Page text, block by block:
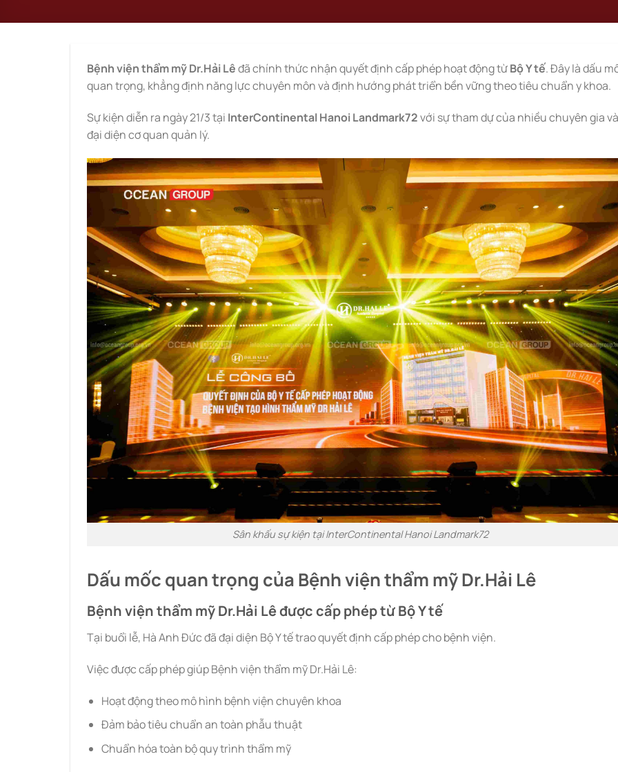
Bệnh viện thẩm mỹ Dr.Hải Lêđã chính thức nhận quyết định cấp phép hoạt động từBộ Y tế. Đây là dấu
quan trọng, khẳng định năng lực chuyên môn và định hướng phát triển bền vững theo tiêu chuẩn y khoa.
Sự kiện diễn ra ngày 21/3 tại InterContinental Hanoi Landmark72với sự tham dự của nhiều chuyên gia và
đại diện cơ quan quản lý.
Sân khấu sự kiện tại InterContinental Hanoi Landmark72
Dấu mốc quan trọng của Bệnh viện thẩm mỹ Dr.Hải Lê
Bệnh viện thẩm mỹ Dr.Hải Lê được cấp phép từ Bộ Y tế
Tại buổi lễ, Hà Anh Đức đã đại diện Bộ Y tế trao quyết định cấp phép cho bệnh viện.
Việc được cấp phép giúp Bệnh viện thẩm mỹ Dr.Hải Lê:
Hoạt động theo mô hình bệnh viện chuyên khoa
Đảm bảo tiêu chuẩn an toàn phẫu thuật
Chuẩn hóa toàn bộ quy trình thẩm mỹ